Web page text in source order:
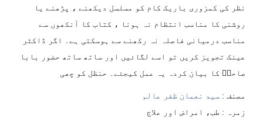
نظر کی کمزوری باریک کام کو مسلسل دیکھنے ، پڑھنے یا
روشنی کا مناسب انتظام نہ ہونا ، کتاب کا آنکھوں سے
مناسب درمیانی فاصلہ نہ رکھنے سے ہوسکتی ہے۔ اگر ڈاکٹر
عینک تجویز کریں تو اسے لگائیں اور ساتھ ساتھ حضور بابا
صاحبؒ کا بیان کردہ یہ عمل کیجئے۔ حنظل کو چھی
مصنف : سید نعمان ظفر عالم
⁠⁠⁠زمرہ : طب، امراض اور علاج